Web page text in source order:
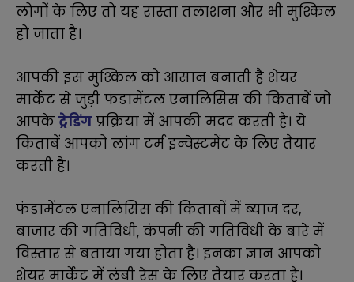
लोगों के लिए तो यह रास्ता तलाशना और भी मुश्किल
हो जाता है।
आपकी इस मुश्किल को आसान बनाती है शेयर
मार्केट से जुड़ी फंडामेंटल एनालिसिस की किताबें जो
आपके ट्रेडिंग प्रक्रिया में आपकी मदद करती है। ये
किताबें आपको लांग टर्म इन्वेस्टमेंट के लिए तैयार
करती है।
फंडामेंटल एनालिसिस की किताबों में ब्याज दर,
बाजार की गतिविधी, कंपनी की गतिविधी के बारे में
विस्तार से बताया गया होता है। इनका ज्ञान आपको
शेयर मार्केट में लंबी रेस के लिए तैयार करता है।